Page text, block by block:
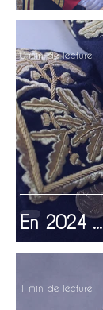
En 2024 ...
0 min de lecture
1 min de lecture